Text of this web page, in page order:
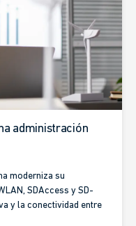
administración
moderniza su
SDAccess y SD-
y la conectividad entre